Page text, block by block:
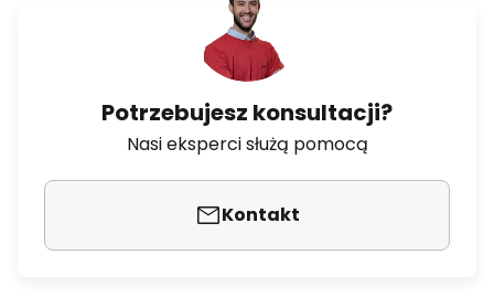
Potrzebujesz konsultacji?
Nasi eksperci służą pomocą
Kontakt